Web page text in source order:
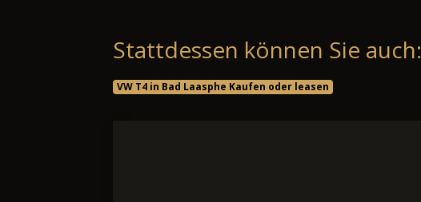
Stattdessen können Sie auch:
VW T4 in Bad Laasphe Kaufen oder leasen